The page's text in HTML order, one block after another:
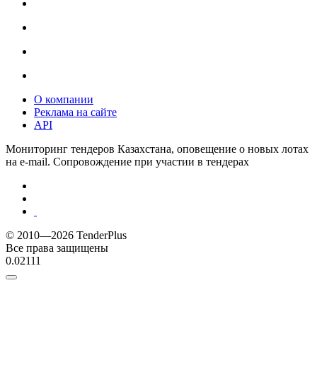
О компании
Реклама на сайте
API
Мониторинг тендеров Казахстана, оповещение о новых лотах
на e-mail. Сопровождение при участии в тендерах
© 2010—2026 TenderPlus
Все права защищены
0.02111